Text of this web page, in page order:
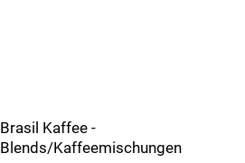
Brasil Kaffee -
Blends/Kaffeemischungen